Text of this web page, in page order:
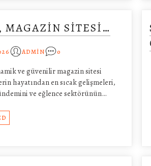
MAGAZIN SITESI…
ADMIN 0
ve güvenilir magazin sitesi
hayatından en sıcak gelişmeleri,
ve eğlence sektörünün…